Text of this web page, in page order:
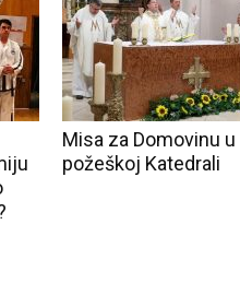
Misa za Domovinu u
požeškoj Katedrali